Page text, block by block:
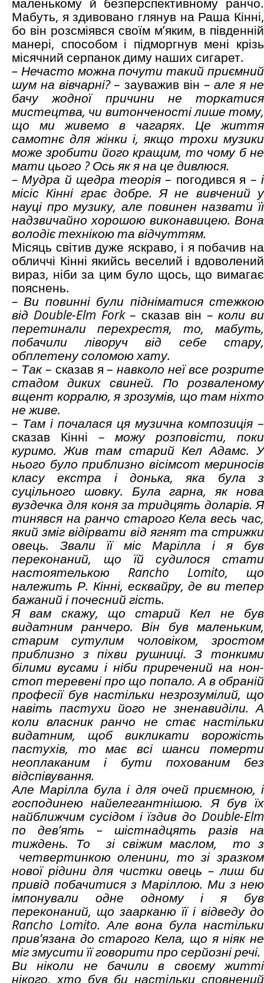
Мабуть, я здивовано глянув на Раша Кінні,
бо він розсміявся своїм м’яким, в південній
манері, способом і підморгнув мені крізь
місячний серпанок диму наших сигарет.
– Нечасто можна почути такий приємний
шум на вівчарні?– зауважив він –але я не
бачу жодної причини не торкатися
мистецтва, чи витонченості лише тому,
що ми живемо в чагарях. Це життя
самотнє для жінки і, якщо трохи музики
може зробити його кращим, то чому б не
мати цього ? Ось як я на це дивлюся.
– Мудра й щедра теорія– погодився я –і
місіс Кінні грає добре. Я не вивчений у
науці про музику, але повинен назвати її
надзвичайно хорошою виконавицею. Вона
володіє технікою та відчуттям.
Місяць світив дуже яскраво, і я побачив на
обличчі Кінні якийсь веселий і вдоволений
вираз, ніби за цим було щось, що вимагає
пояснень.
– Ви повинні були підніматися стежкою
від Double-Elm Fork– сказав він –коли ви
перетинали перехрестя, то, мабуть,
побачили ліворуч від себе стару,
обплетену соломою хату.
– Так– сказав я –навколо неї все розрите
стадом диких свиней. По розваленому
вщент корралю, я зрозумів, що там ніхто
не живе.
– Там і почалася ця музична композиція –
сказав Кінні – можу розповісти, поки
куримо. Жив там старий Кел Адамс. У
нього було приблизно вісімсот мериносів
класу екстра і донька, яка була з
суцільного шовку. Була гарна, як нова
вуздечка для коня за тридцять доларів. Я
тинявся на ранчо старого Кела весь час,
який зміг відірвати від ягнят та стрижки
овець. Звали її міс Марілла і я був
переконаний, що їй судилося стати
настоятелькою Rancho Lomito, що
належить Р. Кінні, есквайру, де ви тепер
бажаний і почесний гість.
Я вам скажу, що старий Кел не був
видатним ранчеро. Він був маленьким,
старим сутулим чоловіком, зростом
приблизно з піхви рушниці. З тонкими
білими вусами і ніби приречений на нон-
стоп теревені про що попало. А в обраній
професії був настільки незрозумілий, що
навіть пастухи його не зненавиділи. А
коли власник ранчо не стає настільки
видатним, щоб викликати ворожість
пастухів, то має всі шанси померти
неоплаканим і бути похованим без
відспівування.
Але Марілла була і для очей приємною, і
господинею найелегантнішою. Я був їх
найближчим сусідом і їздив до Double-Elm
по дев’ять – шістнадцять разів на
тиждень. То зі свіжим маслом, то з
четвертинкою оленини, то зі зразком
нової рідини для чистки овець – лиш би
привід побачитися з Маріллою. Ми з нею
імпонували одне одному і я був
переконаний, що заарканю її і відведу до
Rancho Lomito. Але вона була настільки
прив’язана до старого Кела, що я ніяк не
міг змусити її говорити про серйозні речі.
Ви ніколи не бачили в своєму житті
нікого, хто був би настільки сповнений